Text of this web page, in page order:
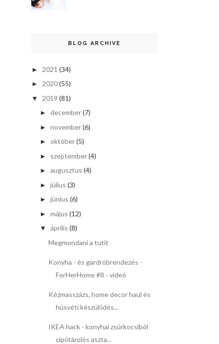
BLOG ARCHIVE
► 2021 (34)
► 2020(55)
▼ 2019 (81)
► december(7)
► november(6)
► október(5)
► szeptember(4)
► augusztus (4)
► július (3)
► június (6)
► május (12)
▼ április (8)
Megmondani a tutit
Konyha - és gardróbrendezés -
ForHerHome #8 - videó
Kézmasszázs, home decor haul és
húsvéti készülődés...
IKEA hack - konyhai zsúrkocsiból
cipőtárolós aszta...